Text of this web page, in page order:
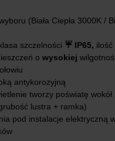
(Biała Ciepła 3000K /
szczelności ☔️ IP65, ilość
o wysokiej
antykorozyjną
tworzy poświatę wokół
lustra + ramka)
pod instalacje elektryczną